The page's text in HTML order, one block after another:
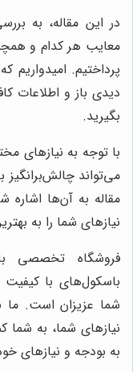
در این مقاله، به
معایب هر کدام و
پرداختیم. امیدواریم
دیدی باز و اطلاعات
بگیرید.
با توجه به نیازهای
می‌تواند چالش‌برانگیز
مقاله به آن‌ها اشاره
نیازهای شما را به
فروشگاه تخصصی
باسکول‌های با کیفیت
شما عزیزان است. ما
نیازهای شما، به شما
به بودجه و نیازهای